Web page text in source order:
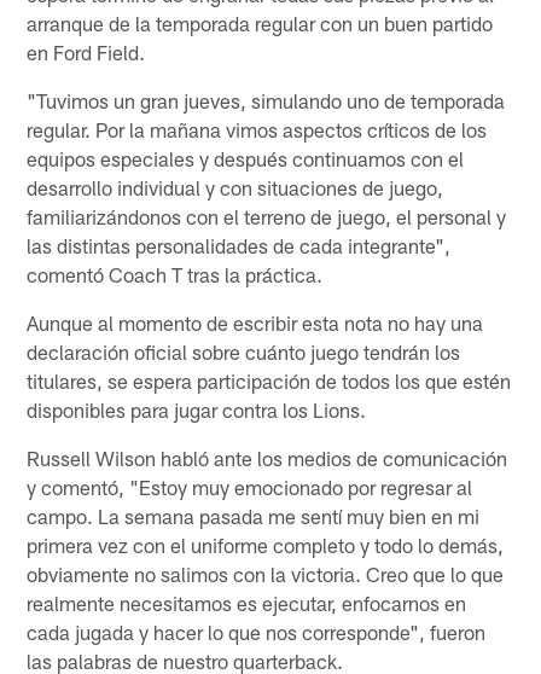
arranque de la temporada regular con un buen partido
en Ford Field.
"Tuvimos un gran jueves, simulando uno de temporada
regular. Por la mañana vimos aspectos críticos de los
equipos especiales y después continuamos con el
desarrollo individual y con situaciones de juego,
familiarizándonos con el terreno de juego, el personal y
las distintas personalidades de cada integrante",
comentó Coach T tras la práctica.
Aunque al momento de escribir esta nota no hay una
declaración oficial sobre cuánto juego tendrán los
titulares, se espera participación de todos los que estén
disponibles para jugar contra los Lions.
Russell Wilson habló ante los medios de comunicación
y comentó, "Estoy muy emocionado por regresar al
campo. La semana pasada me sentí muy bien en mi
primera vez con el uniforme completo y todo lo demás,
obviamente no salimos con la victoria. Creo que lo que
realmente necesitamos es ejecutar, enfocarnos en
cada jugada y hacer lo que nos corresponde", fueron
las palabras de nuestro quarterback.